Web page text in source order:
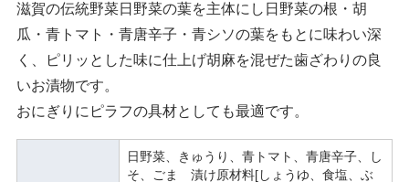
滋賀の伝統野菜日野菜の葉を主体にし日野菜の根・胡
瓜・青トマト・青唐辛子・青シソの葉をもとに味わい深
く、ピリッとした味に仕上げ胡麻を混ぜた歯ざわりの良
いお漬物です。
おにぎりにピラフの具材としても最適です。
日野菜、きゅうり、青トマト、青唐辛子、し
そ、ごま 漬け原材料[しょうゆ、食塩、ぶ